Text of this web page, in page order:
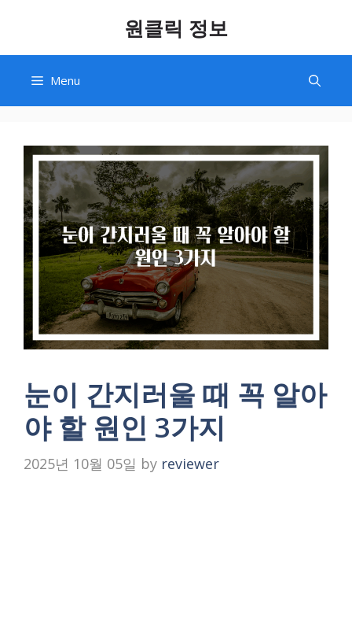
content
원클릭 정보
Menu
눈이 간지러울 때 꼭 알아
야 할 원인 3가지
2025년 10월 05일 by reviewer